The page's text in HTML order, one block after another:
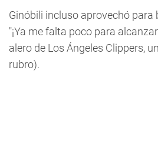
Ginóbili incluso aprovechó para
"¡Ya me falta poco para alcanzar
alero de Los Ángeles Clippers,
rubro).